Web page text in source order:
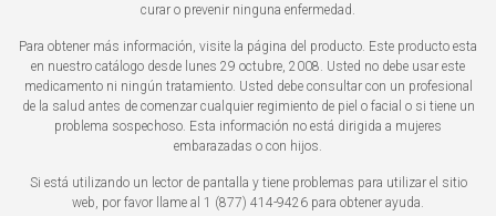
curar o prevenir ninguna enfermedad.
Para obtener más información, visite la página del producto. Este producto esta
en nuestro catálogo desde lunes 29 octubre, 2008. Usted no debe usar este
medicamento ni ningún tratamiento. Usted debe consultar con un profesional
de la salud antes de comenzar cualquier regimiento de piel o facial o si tiene un
problema sospechoso. Esta información no está dirigida a mujeres
embarazadas o con hijos.
Si está utilizando un lector de pantalla y tiene problemas para utilizar el sitio
web, por favor llame al 1 (877) 414-9426 para obtener ayuda.